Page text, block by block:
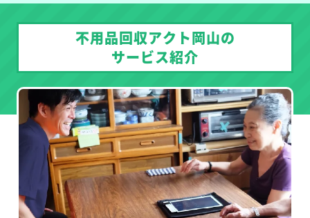
不用品回収アクト岡山の
サービス紹介